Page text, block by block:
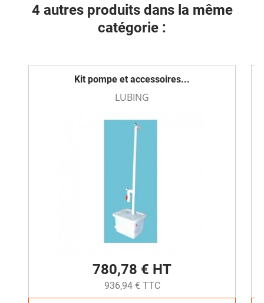
4 autres produits dans la même
catégorie :
Kit pompe et accessoires...
LUBING
780,78 € HT
936,94 € TTC